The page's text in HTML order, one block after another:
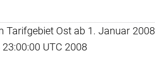
Tarifgebiet Ost ab 1. Januar 2008
UTC 2008